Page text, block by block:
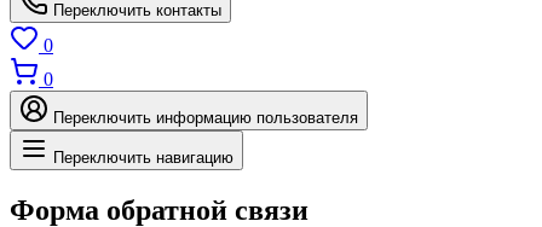
Переключить контакты
0
0
Переключить информацию пользователя
Переключить навигацию
Форма обратной связи